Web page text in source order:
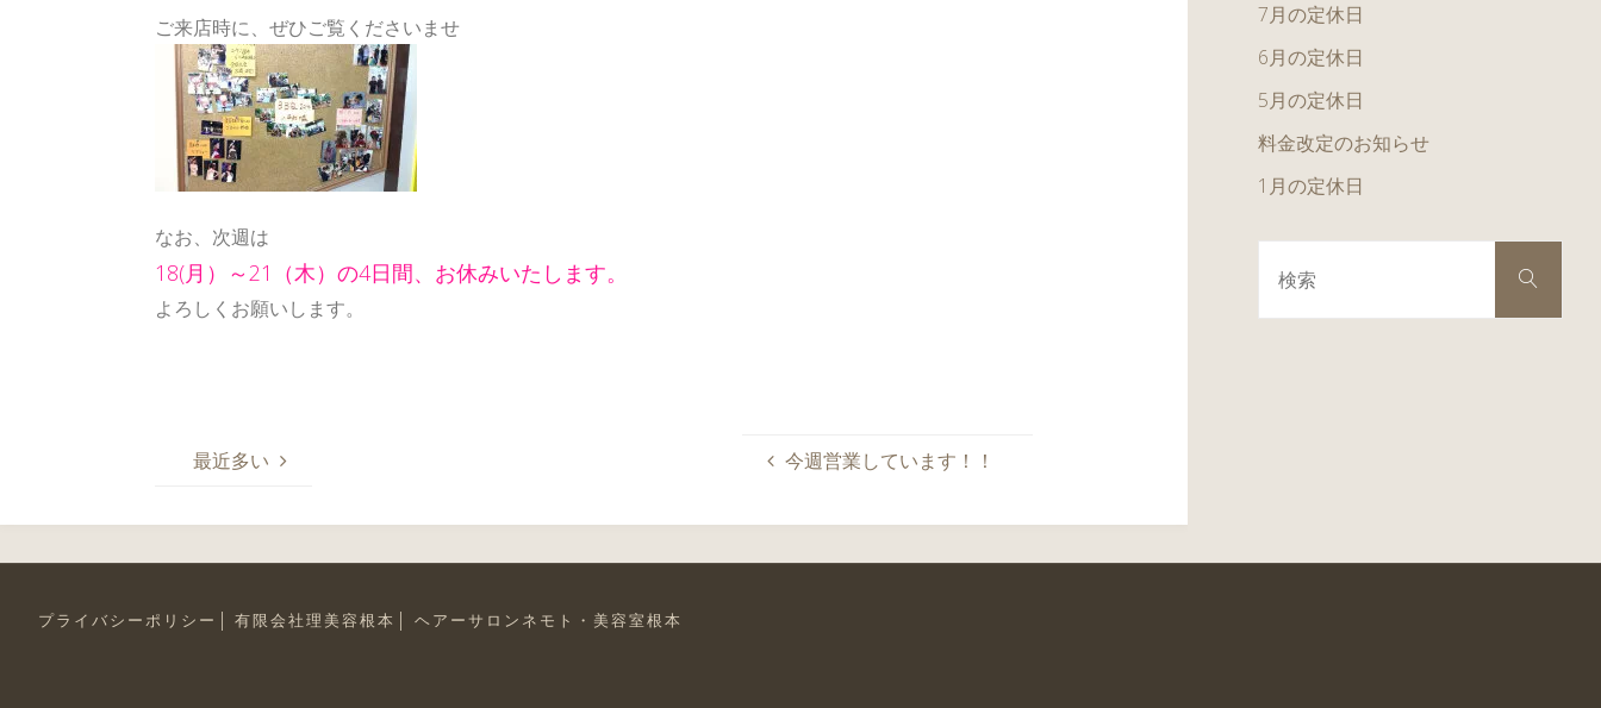
ご来店時に、ぜひご覧くださいませ
なお、次週は
18(月）～21（木）の4日間、お休みいたします。
よろしくお願いします。
今週営業しています！！
最近多い
7月の定休日
6月の定休日
5月の定休日
料金改定のお知らせ
1月の定休日
対
検
プライバシーポリシー 有限会社理美容根本 ヘアーサロンネモト・美容室根本